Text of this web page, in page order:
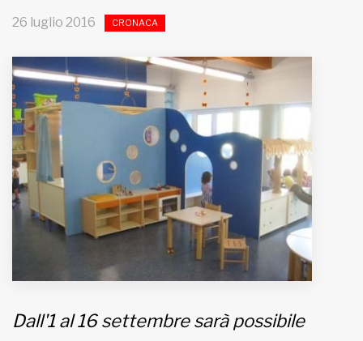
HOME
MUNICIPI
Inviateci le vostre segnalazioni
Iscriviti alla newsletter
www.viveremilano.info
EDB edizioni - Via Brivio angolo C.
Informativa sulla privacy
26 luglio 2016 CRONACA
Dall'1 al 16 settembre sarà possibile